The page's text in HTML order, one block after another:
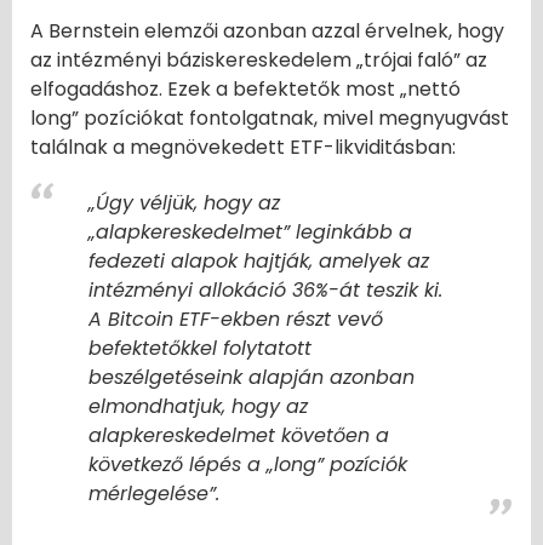
A Bernstein elemzői azonban azzal érvelnek, hogy
az intézményi báziskereskedelem „trójai faló” az
elfogadáshoz. Ezek a befektetők most „nettó
long” pozíciókat fontolgatnak, mivel megnyugvást
találnak a megnövekedett ETF-likviditásban:
„Úgy véljük, hogy az
„alapkereskedelmet” leginkább a
fedezeti alapok hajtják, amelyek az
intézményi allokáció 36%-át teszik ki.
A Bitcoin ETF-ekben részt vevő
befektetőkkel folytatott
beszélgetéseink alapján azonban
elmondhatjuk, hogy az
alapkereskedelmet követően a
következő lépés a „long” pozíciók
mérlegelése”.